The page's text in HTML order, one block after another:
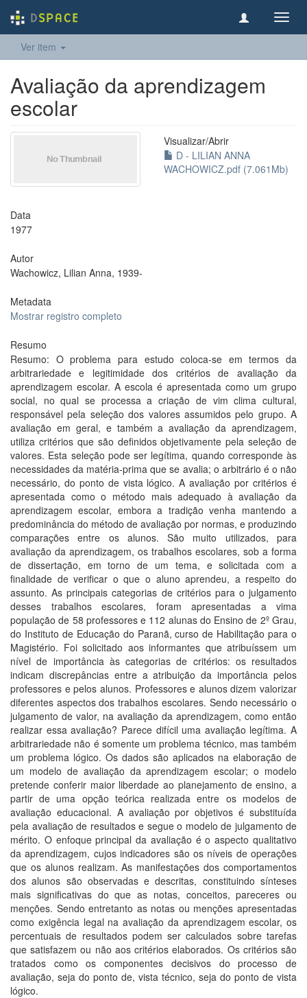
Ver item
Avaliação da aprendizagem
escolar
Visualizar/Abrir
D - LILIAN ANNA
WACHOWICZ.pdf (7.061Mb)
Data
1977
Autor
Wachowicz, Lilian Anna, 1939-
Metadata
Mostrar registro completo
Resumo
Resumo: O problema para estudo coloca-se em termos da
arbitrariedade e legitimidade dos critérios de avaliação da
aprendizagem escolar. A escola é apresentada como um grupo
social, no qual se processa a criação de vim clima cultural,
responsável pela seleção dos valores assumidos pelo grupo. A
avaliação em geral, e também a avaliação da aprendizagem,
utiliza critérios que são definidos objetivamente pela seleção de
valores. Esta seleção pode ser legítima, quando corresponde às
necessidades da matéria-prima que se avalia; o arbitrário é o não
necessário, do ponto de vista lógico. A avaliação por critérios é
apresentada como o método mais adequado à avaliação da
aprendizagem escolar, embora a tradição venha mantendo a
predominância do método de avaliação por normas, e produzindo
comparações entre os alunos. São muito utilizados, para
avaliação da aprendizagem, os trabalhos escolares, sob a forma
de dissertação, em torno de um tema, e solicitada com a
finalidade de verificar o que o aluno aprendeu, a respeito do
assunto. As principais categorias de critérios para o julgamento
desses trabalhos escolares, foram apresentadas a vima
população de 58 professores e 112 alunas do Ensino de 2º Grau,
do Instituto de Educação do Paranã, curso de Habilitação para o
Magistério. Foi solicitado aos informantes que atribuíssem um
nível de importância às categorias de critérios: os resultados
indicam discrepâncias entre a atribuição da importância pelos
professores e pelos alunos. Professores e alunos dizem valorizar
diferentes aspectos dos trabalhos escolares. Sendo necessário o
julgamento de valor, na avaliação da aprendizagem, como então
realizar essa avaliação? Parece difícil uma avaliação legítima. A
arbitrariedade não é somente um problema técnico, mas também
um problema lógico. Os dados são aplicados na elaboração de
um modelo de avaliação da aprendizagem escolar; o modelo
pretende conferir maior liberdade ao planejamento de ensino, a
partir de uma opção teórica realizada entre os modelos de
avaliação educacional. A avaliação por objetivos é substituída
pela avaliação de resultados e segue o modelo de julgamento de
mérito. O enfoque principal da avaliação é o aspecto qualitativo
da aprendizagem, cujos indicadores são os níveis de operações
que os alunos realizam. As manifestações dos comportamentos
dos alunos são observadas e descritas, constituindo sínteses
mais significativas do que as notas, conceitos, pareceres ou
menções. Sendo entretanto as notas ou menções apresentadas
como exigência legal na avaliação da aprendizagem escolar, os
percentuais de resultados podem ser calculados sobre tarefas
que satisfazem ou não aos critérios elaborados. Os critérios são
tratados como os componentes decisivos do processo de
avaliação, seja do ponto de, vista técnico, seja do ponto de vista
lógico.